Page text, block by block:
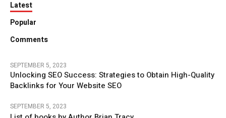
Latest
Popular
Comments
SEPTEMBER 5, 2023
Unlocking SEO Success: Strategies to Obtain High-Quality
Backlinks for Your Website SEO
SEPTEMBER 5, 2023